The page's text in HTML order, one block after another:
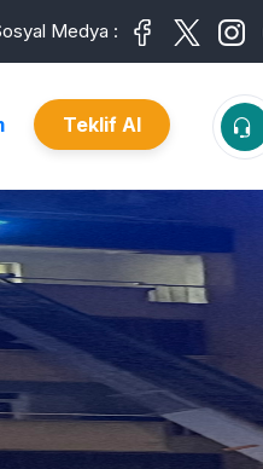
Medya :
Teklif Al